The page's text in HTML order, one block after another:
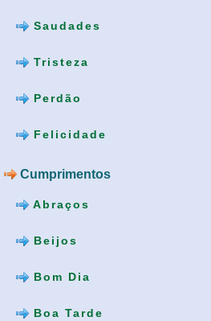
Saudades
Tristeza
Perdão
Felicidade
Cumprimentos
Abraços
Beijos
Bom Dia
Boa Tarde